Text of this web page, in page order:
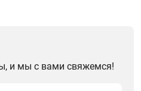
и мы с вами свяжемся!